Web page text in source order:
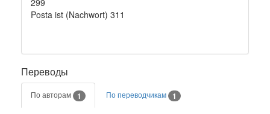
299
Posta ist (Nachwort) 311
Переводы
По авторам 1 По переводчикам 1